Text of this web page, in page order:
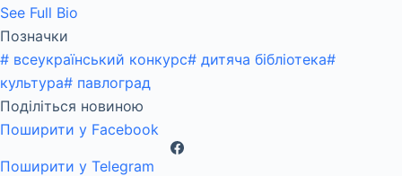
See Full Bio
Позначки
# всеукраїнський конкурс# дитяча бібліотека#
культура# павлоград
Поділіться новиною
Поширити у Facebook
Поширити у Telegram